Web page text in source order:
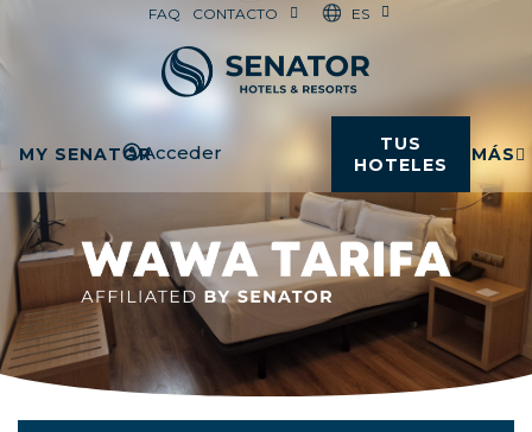
FAQ CONTACTO ES
MY SENATORAcceder
TUS
HOTELES
MÁS